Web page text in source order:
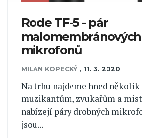
Rode TF-5 - pár
malomembránových
mikrofonů
MILAN KOPECKÝ , 11. 3. 2020
Na trhu najdeme hned
muzikantům, zvukařům a
nabízejí páry drobných
jsou...